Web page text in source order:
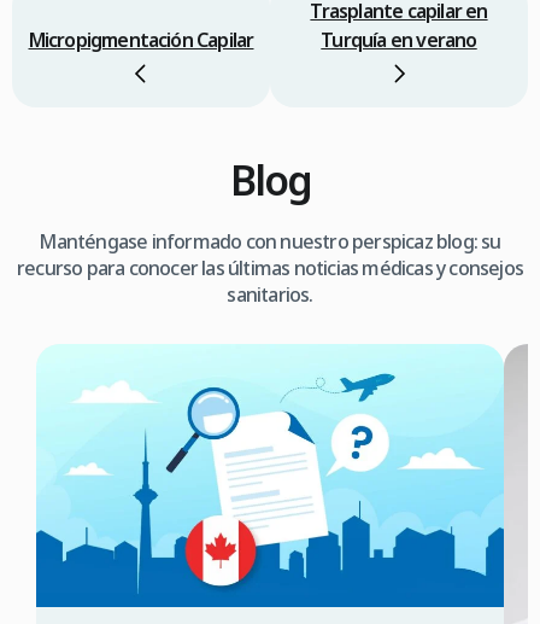
Micropigmentación Capilar
Trasplante capilar en
Turquía en verano
Blog
Manténgase informado con nuestro perspicaz blog: su
recurso para conocer las últimas noticias médicas y consejos
sanitarios.